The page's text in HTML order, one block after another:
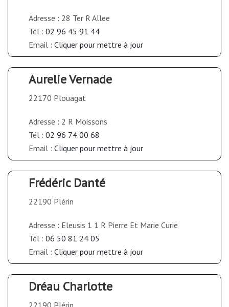
Adresse : 28 Ter R Allee
Tél : 02 96 45 91 44
Email : Cliquer pour mettre à jour
Aurelie Vernade
22170 Plouagat
Adresse : 2 R Moissons
Tél : 02 96 74 00 68
Email : Cliquer pour mettre à jour
Frédéric Danté
22190 Plérin
Adresse : Eleusis 1 1 R Pierre Et Marie Curie
Tél : 06 50 81 24 05
Email : Cliquer pour mettre à jour
Dréau Charlotte
22190 Plérin